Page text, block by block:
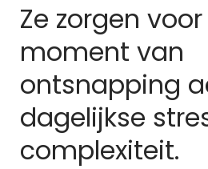
Ze zorgen
moment van
ontsnapping
dagelijkse
complexiteit.